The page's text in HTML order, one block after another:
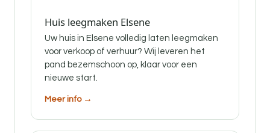
Huis leegmaken Elsene
Uw huis in Elsene volledig laten leegmaken
voor verkoop of verhuur? Wij leveren het
pand bezemschoon op, klaar voor een
nieuwe start.
Meer info →